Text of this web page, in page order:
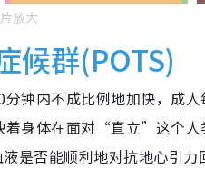
放大
候群(POTS)
钟内不成比例地加快，成
身体在面对“直立”这个人
是否能顺利地对抗地心引